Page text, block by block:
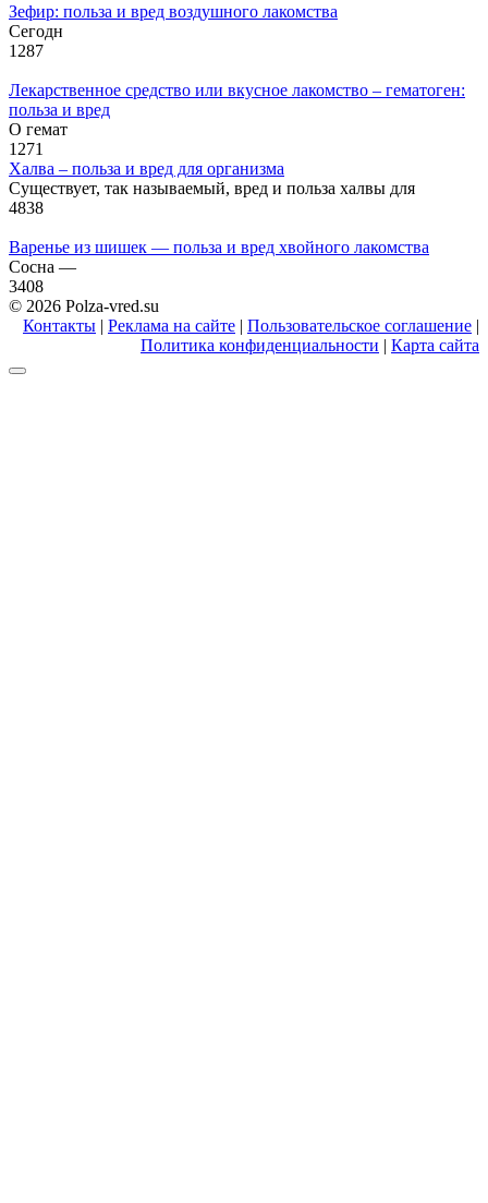
Зефир: польза и вред воздушного лакомства
Сегодн
1 287
Лекарственное средство или вкусное лакомство – гематоген:
польза и вред
О гемат
1 271
Халва – польза и вред для организма
Существует, так называемый, вред и польза халвы для
4838
Варенье из шишек — польза и вред хвойного лакомства
Сосна —
3408
© 2026 Polza-vred.su
Контакты | Реклама на сайте | Пользовательское соглашение |
Политика конфиденциальности | Карта сайта